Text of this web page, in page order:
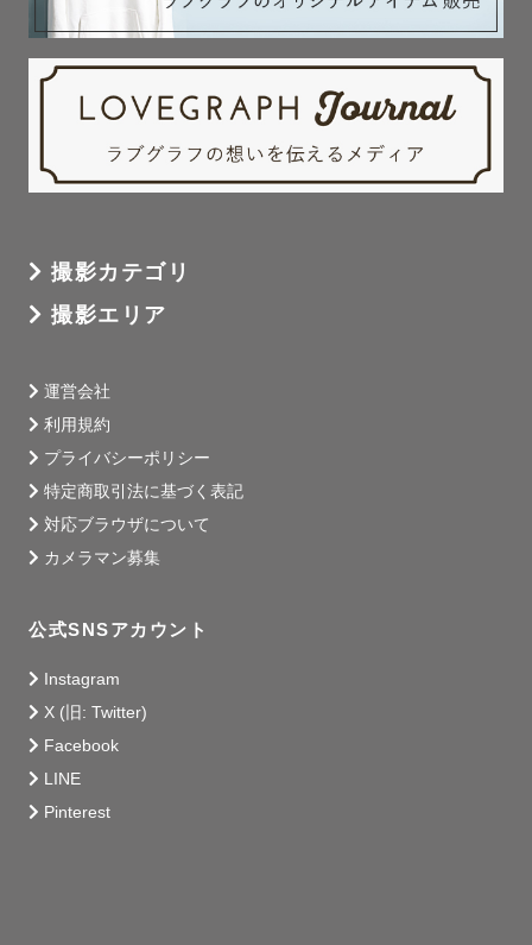
撮影カテゴリ
撮影エリア
運営会社
利用規約
プライバシーポリシー
特定商取引法に基づく表記
対応ブラウザについて
カメラマン募集
公式SNSアカウント
Instagram
X (旧: Twitter)
Facebook
LINE
Pinterest